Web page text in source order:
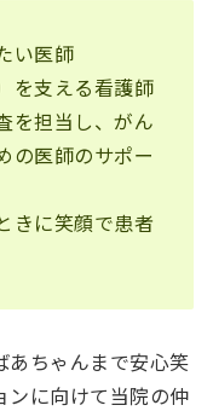
い医師
を支える看護師
を担当し、がん
の医師のサポー
きに笑顔で患者
あちゃんまで安心笑
ンに向けて当院の仲